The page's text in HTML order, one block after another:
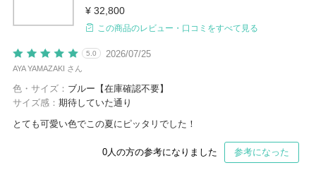
¥ 32,800
この商品のレビュー・口コミをすべて見る
2026/07/25
5.0
AYA YAMAZAKI さん
色・サイズ： ブルー【在庫確認不要】
サイズ感： 期待していた通り
とても可愛い色でこの夏にピッタリでした！
0 人の方の参考になりました 参考になった